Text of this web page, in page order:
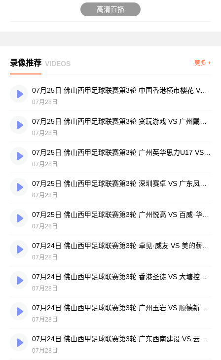
高清直播
录像推荐 VIDEOS 更多 +
07月25日 佛山西甲足球联赛第3轮 中国香港横市樱花 VS 吉图省实青年 全场录像
07月28日
07月28日
07月28日
07月28日
07月28日
07月28日
07月28日
07月28日
07月28日